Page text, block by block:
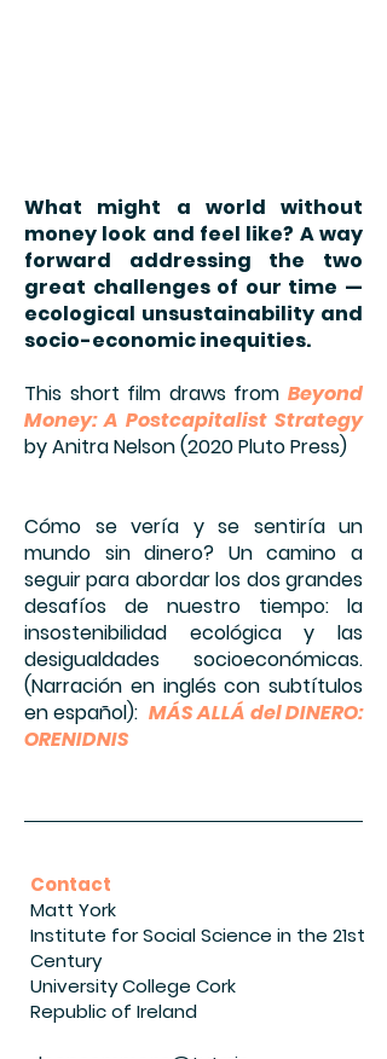
What might a world without
money look and feel like? A way
forward addressing the two
great challenges of our time —
ecological unsustainability and
socio-economic inequities.
This short film draws from Beyond
Money: A Postcapitalist Strategy
by Anitra Nelson (2020 Pluto Press)
Cómo se vería y se sentiría un
mundo sin dinero? Un camino a
seguir para abordar los dos grandes
desafíos de nuestro tiempo: la
insostenibilidad ecológica y las
desigualdades socioeconómicas.
(Narración en inglés con subtítulos
en español): MÁS ALLÁ del DINERO:
ORENIDNIS
Contact
Matt York
Institute for Social Science in the 21st
Century
University College Cork
Republic of Ireland